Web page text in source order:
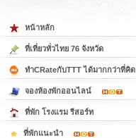
หน้าหลัก
ที่เที่ยวทั่วไทย 76 จังหวัด
ทำCRateกับTTT ได้มากกว่าที่คิด
จองห้องพักออนไลน์
ที่พัก โรงแรม รีสอร์ท
ที่พักแนะนำ